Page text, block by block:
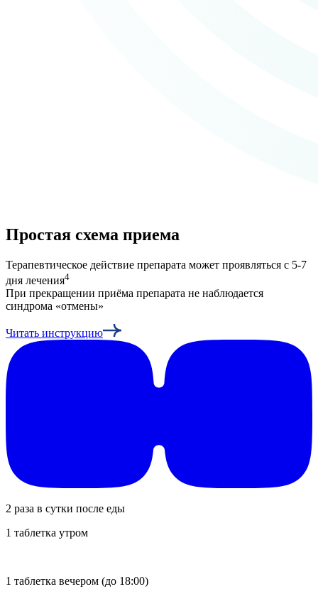
Простая схема приема
Терапевтическое действие препарата может проявляться с 5-7
дня лечения4
При прекращении приёма препарата не наблюдается
синдрома «отмены»
Читать инструкцию
2 раза в сутки после еды
1 таблетка утром
1 таблетка вечером (до 18:00)